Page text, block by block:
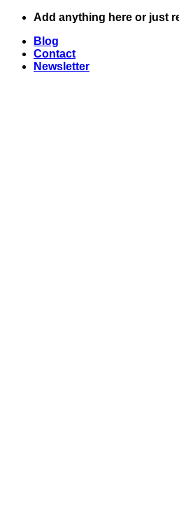
Skip
content
Add anything here or just
Blog
Contact
Newsletter